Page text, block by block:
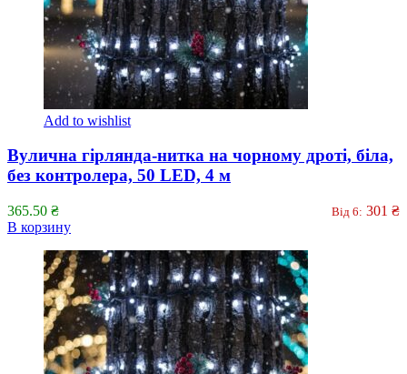
Add to wishlist
Вулична гірлянда-нитка на чорному дроті, біла,
без контролера, 50 LED, 4 м
365.50 ₴ Від 6: 301 ₴
В корзину